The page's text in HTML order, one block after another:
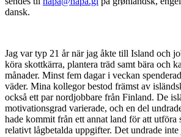
dansk.
Jag var typ 21 år när jag åkte till Island och
köra skottkärra, plantera träd samt bära och
månader. Minst fem dagar i veckan
väder. Mina kollegor bestod främst av
också ett par nordjobbare från Finland. De
motivationsgrad varierade, och en del
hade kommit från ett annat land för att utföra
relativt lågbetalda uppgifter. Det undrade